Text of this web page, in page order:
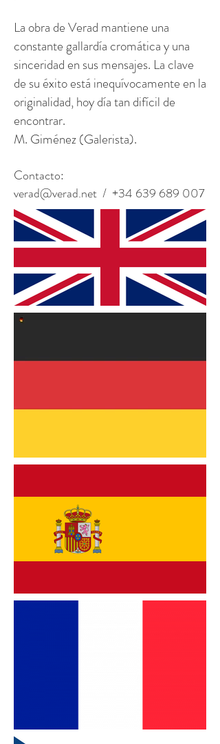
La obra de Verad mantiene una
constante gallardía cromática y una
sinceridad en sus mensajes. La clave
de su éxito está inequívocamente en la
originalidad, hoy día tan difícil de
encontrar.
M. Giménez (Galerista).
Contacto:
verad@verad.net / +34 639 689 007